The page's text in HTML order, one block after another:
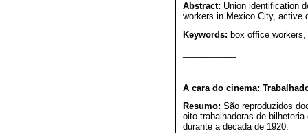
Abstract: Union identification
workers in Mexico City, active
Keywords: box office
A cara do cinema:
Resumo: São reproduzidos
oito trabalhadoras de
durante a década de 1920.